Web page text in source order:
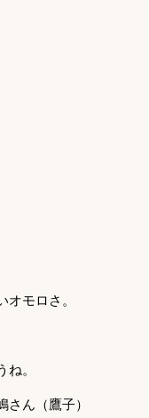
モロさ。
。
ん（鷹子）